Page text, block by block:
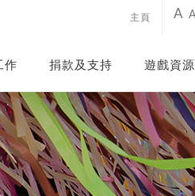
主頁 A
作 捐款及支持 遊戲資